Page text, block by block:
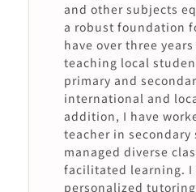
and other subjects
a robust foundation
have over three
teaching local
primary and
international and
addition, I have
teacher in secondary
managed diverse
facilitated learning. I
personalized